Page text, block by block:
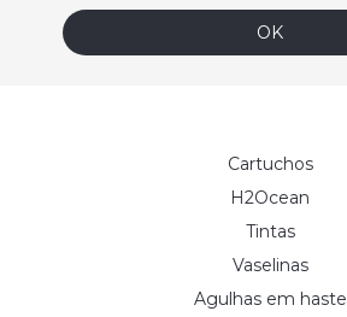
Cartuchos
H2Ocean
Tintas
Vaselinas
Agulhas em haste